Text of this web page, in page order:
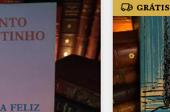
GRÁTIS